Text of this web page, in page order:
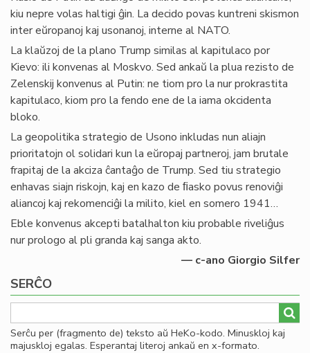
kiu nepre volas haltigi ĝin. La decido povas kuntreni skismon
inter eŭropanoj kaj usonanoj, interne al NATO.
La klaŭzoj de la plano Trump similas al kapitulaco por
Kievo: ili konvenas al Moskvo. Sed ankaŭ la plua rezisto de
Zelenskij konvenus al Putin: ne tiom pro la nur prokrastita
kapitulaco, kiom pro la fendo ene de la iama okcidenta
bloko.
La geopolitika strategio de Usono inkludas nun aliajn
prioritatojn ol solidari kun la eŭropaj partneroj, jam brutale
frapitaj de la akciza ĉantaĝo de Trump. Sed tiu strategio
enhavas siajn riskojn, kaj en kazo de ﬁasko povus renoviĝi
aliancoj kaj rekomenciĝi la milito, kiel en somero 1941…
Eble konvenus akcepti batalhalton kiu probable riveliĝus
nur prologo al pli granda kaj sanga akto.
— c-ano Giorgio Silfer
SERĈO
Serĉu per (fragmento de) teksto aŭ HeKo-kodo. Minuskloj kaj
majuskloj egalas. Esperantaj literoj ankaŭ en x-formato.